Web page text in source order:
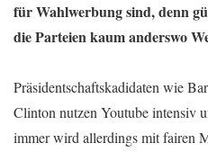
für Wahlwerbung sind, denn
die Parteien kaum anderswo
Präsidentschaftskadidaten wie
Clinton nutzen Youtube intensiv
immer wird allerdings mit fairen